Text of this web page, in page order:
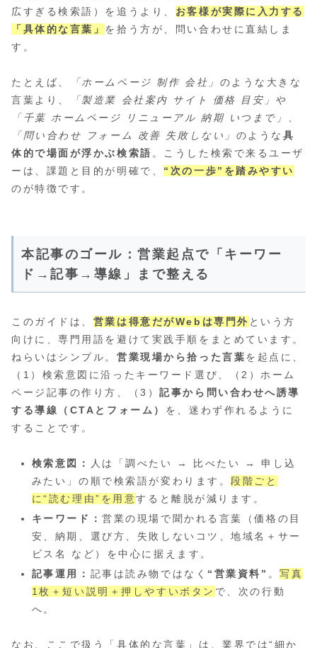
広すぎる検索語）を追うより、 お客様が実際に入力する
「具体的な言葉」 を拾う方が、問い合わせに直結しま
す。
たとえば、 「ホームページ 制作 会社」 のような大きな
言葉より、
「製造業 会社案内 サイト 価格 目安」や
「千葉 ホームページ リニューアル 納期 いつまで」
「問い合わせ フォーム 改善 失敗しない」 のような具
体的で場面が浮かぶ検索語 。こうした検索で来るユーザ
ーは、課題と目的が明確で、 “次の一歩”を踏みやすい
のが特徴です。
本記事のゴール：営業起点で「キーワー
ド→記事→導線」まで整える
このガイドは、 営業は得意だがWebは専門外 という方
向けに、専門用語を避けて実践手順をまとめています。
ねらいはシンプル。営業現場から拾った言葉を起点に、
（1）検索意図に沿ったキーワード選び、（2）ホーム
ページ記事の作り方、（3）記事から問い合わせへ誘導
する導線（CTAとフォーム） を、迷わず作れるように
することです。
検索意図：
人は「調べたい → 比べたい → 申し込
みたい」の順で検索語が変わります。段階ごと
に“読む理由”を用意すると離脱が減ります。
キーワード：営業の現場で聞かれる言葉（価格の目
安、納期、選び方、失敗しないコツ、地域名＋サー
ビス名 など）を中心に据えます。
記事運用： 記事は読み物ではなく “営業資料” 。写真
1枚＋短い説明＋押しやすいボタン で、次の行動
へ。
なお、ここで扱う「具体的な言葉」は、業界では“細か